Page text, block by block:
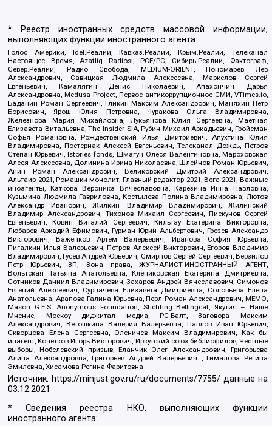
* Реестр иностранных средств массовой информации,
выполняющих функции иностранного агента:
Голос Америки, Idel.Реалии, Кавказ.Реалии, Крым.Реалии, Телеканал
Настоящее Время, Azatliq Radiosi, PCE/PC, Сибирь.Реалии, Фактограф,
Север.Реалии, Радио Свобода, MEDIUM-ORIENT, Пономарев Лев
Александрович, Савицкая Людмила Алексеевна, Маркелов Сергей
Евгеньевич, Камалягин Денис Николаевич, Апахончич Дарья
Александровна, Medusa Project, Первое антикоррупционное СМИ, VTimes.io,
Баданин Роман Сергеевич, Гликин Максим Александрович, Маняхин Петр
Борисович, Ярош Юлия Петровна, Чуракова Ольга Владимировна,
Железнова Мария Михайловна, Лукьянова Юлия Сергеевна, Маетная
Елизавета Витальевна, The Insider SIA, Рубин Михаил Аркадьевич, Гройсман
Софья Романовна, Рождественский Илья Дмитриевич, Апухтина Юлия
Владимировна, Постернак Алексей Евгеньевич, Телеканал Дождь, Петров
Степан Юрьевич, Istories fonds, Шмагун Олеся Валентиновна, Мароховская
Алеся Алексеевна, Долинина Ирина Николаевна, Шлейнов Роман Юрьевич,
Анин Роман Александрович, Великовский Дмитрий Александрович,
Альтаир 2021, Ромашки монолит, Главный редактор 2021, Вега 2021, Важные
иноагенты, Каткова Вероника Вячеславовна, Карезина Инна Павловна,
Кузьмина Людмила Гавриловна, Костылева Полина Владимировна, Лютов
Александр Иванович, Жилкин Владимир Владимирович, Жилинский
Владимир Александрович, Тихонов Михаил Сергеевич, Пискунов Сергей
Евгеньевич, Ковин Виталий Сергеевич, Кильтау Екатерина Викторовна,
Любарев Аркадий Ефимович, Гурман Юрий Альбертович, Грезев Александр
Викторович, Важенков Артем Валерьевич, Иванова София Юрьевна,
Пигалкин Илья Валерьевич, Петров Алексей Викторович, Егоров Владимир
Владимирович, Гусев Андрей Юрьевич, Смирнов Сергей Сергеевич, Верзилов
Петр Юрьевич, ЗП, Зона права, ЖУРНАЛИСТ-ИНОСТРАННЫЙ АГЕНТ,
Вольтская Татьяна Анатольевна, Клепиковская Екатерина Дмитриевна,
Сотников Даниил Владимирович, Захаров Андрей Вячеславович, Симонов
Евгений Алексеевич, Сурначева Елизавета Дмитриевна, Соловьева Елена
Анатольевна, Арапова Галина Юрьевна, Перл Роман Александрович, МЕМО,
Mason G.E.S. Anonymous Foundation, Stichting Bellingcat, Якутия – Наше
Мнение, Москоу диджитал медиа, РС-Балт, Заговора Максим
Александрович, Ветошкина Валерия Валерьевна, Павлов Иван Юрьевич,
Скворцова Елена Сергеевна, Оленичев Максим Владимирович, Как бы
инагент, Кочетков Игорь Викторович, Иркутский союз библиофилов, Честные
выборы, Нобелевский призыв, Еланчик Олег Александрович, Григорьева
Алина Александровна, Григорьев Андрей Валерьевич , Гималова Регина
Эмилевна, Хисамова Регина Фаритовна
Источник: https://minjust.gov.ru/ru/documents/7755/ данные на
03.12.2021
* Сведения реестра НКО, выполняющих функции
иностранного агента: